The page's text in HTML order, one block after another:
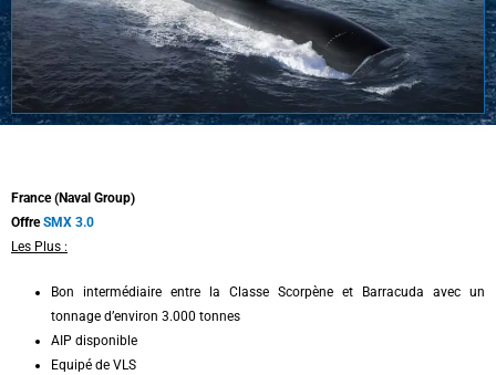
France (Naval Group)
OffreSMX 3.0
Les Plus :
Bon intermédiaire entre la Classe Scorpène et Barracuda avec un
tonnage d’environ 3.000 tonnes
AIP disponible
Equipé de VLS